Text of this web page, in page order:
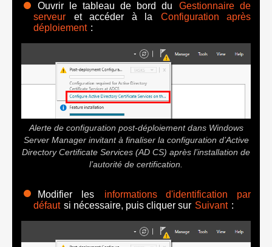
Ouvrir le tableau de bord du
Gestionnaire de
serveur
et accéder à la
Configuration après
déploiement :
Alerte de configuration post-déploiement dans Windows
Server Manager invitant à finaliser la configuration d’Active
Directory Certificate Services (AD CS) après l’installation de
l’autorité de certification.
Modifier les
informations d'identification par
défaut si nécessaire, puis cliquer sur Suivant :